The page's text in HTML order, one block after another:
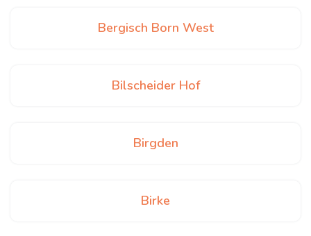
Bergisch Born West
Bilscheider Hof
Birgden
Birke